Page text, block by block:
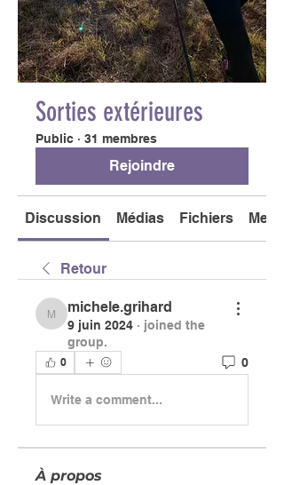
Sorties extérieures
Public · 31 membres
Rejoindre
Discussion Médias Fichiers
Retour
michele.grihard
michele.grihard
9 juin 2024 · joined the
group.
0 0
Write a comment...
À propos